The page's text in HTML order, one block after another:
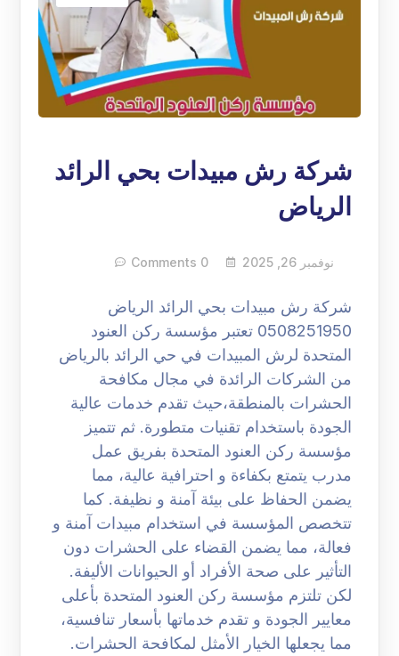
شركة رش مبيدات بحي الرائد
الرياض
نوفمبر 26, 2025 0 Comments
شركة رش مبيدات بحي الرائد الرياض
0508251950 تعتبر مؤسسة ركن العنود
المتحدة لرش المبيدات في حي الرائد بالرياض
من الشركات الرائدة في مجال مكافحة
الحشرات بالمنطقة،حيث تقدم خدمات عالية
الجودة باستخدام تقنيات متطورة. ثم تتميز
مؤسسة ركن العنود المتحدة بفريق عمل
مدرب يتمتع بكفاءة و احترافية عالية، مما
يضمن الحفاظ على بيئة آمنة و نظيفة. كما
تتخصص المؤسسة في استخدام مبيدات آمنة و
فعالة، مما يضمن القضاء على الحشرات دون
التأثير على صحة الأفراد أو الحيوانات الأليفة.
لكن تلتزم مؤسسة ركن العنود المتحدة بأعلى
معايير الجودة و تقدم خدماتها بأسعار تنافسية،
مما يجعلها الخيار الأمثل لمكافحة الحشرات.